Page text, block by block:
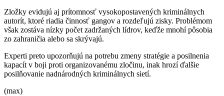
Zložky evidujú aj prítomnosť vysokopostavených kriminálnych
autorít, ktoré riadia činnosť gangov a rozdeľujú zisky. Problémom
však zostáva nízky počet zadržaných lídrov, keďže mnohí pôsobia
zo zahraničia alebo sa skrývajú.
Experti preto upozorňujú na potrebu zmeny stratégie a posilnenia
kapacít v boji proti organizovanému zločinu, inak hrozí ďalšie
posilňovanie nadnárodných kriminálnych sietí.
(max)